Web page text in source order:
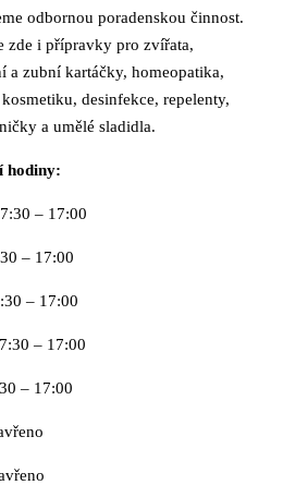
odbornou poradenskou činnost.
zde i přípravky pro zvířata,
a zubní kartáčky, homeopatika,
desinfekce, repelenty,
a umělé sladidla.
hodiny:
– 17:00
– 17:00
– 17:00
– 17:00
– 17:00